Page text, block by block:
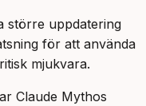
större uppdatering
för att använda
mjukvara.
Claude Mythos